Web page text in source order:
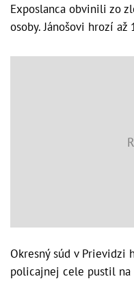
Exposlanca obvinili zo
osoby. Jánošovi hrozí
Okresný súd v Prievidzi
policajnej cele pustil na